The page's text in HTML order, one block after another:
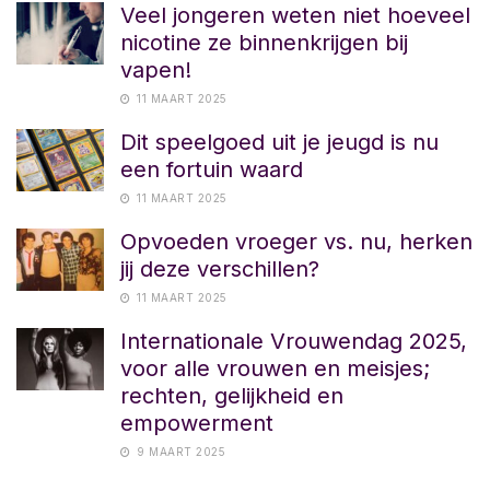
Veel jongeren weten niet hoeveel
nicotine ze binnenkrijgen bij
vapen!
11 MAART 2025
Dit speelgoed uit je jeugd is nu
een fortuin waard
11 MAART 2025
Opvoeden vroeger vs. nu, herken
jij deze verschillen?
11 MAART 2025
Internationale Vrouwendag 2025,
voor alle vrouwen en meisjes;
rechten, gelijkheid en
empowerment
9 MAART 2025